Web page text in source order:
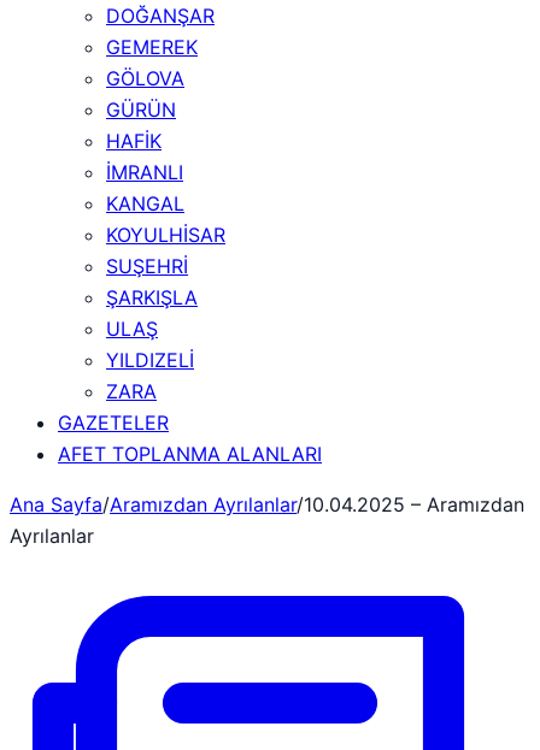
DOĞANŞAR
GEMEREK
GÖLOVA
GÜRÜN
HAFİK
İMRANLI
KANGAL
KOYULHİSAR
SUŞEHRİ
ŞARKIŞLA
ULAŞ
YILDIZELİ
ZARA
GAZETELER
AFET TOPLANMA ALANLARI
Ana Sayfa/Aramızdan Ayrılanlar/10.04.2025 – Aramızdan
Ayrılanlar